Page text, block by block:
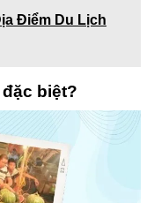
Điểm Du Lịch
biệt?